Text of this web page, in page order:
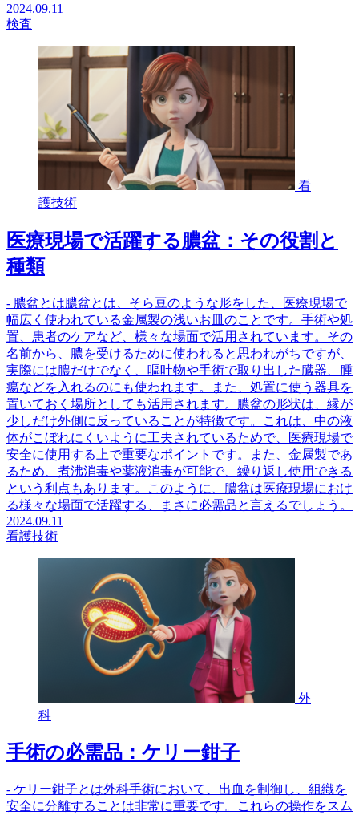
2024.09.11
検査
看
護技術
医療現場で活躍する膿盆：その役割と
種類
- 膿盆とは膿盆とは、そら豆のような形をした、医療現場で
幅広く使われている金属製の浅いお皿のことです。手術や処
置、患者のケアなど、様々な場面で活用されています。その
名前から、膿を受けるために使われると思われがちですが、
実際には膿だけでなく、嘔吐物や手術で取り出した臓器、腫
瘍などを入れるのにも使われます。また、処置に使う器具を
置いておく場所としても活用されます。膿盆の形状は、縁が
少しだけ外側に反っていることが特徴です。これは、中の液
体がこぼれにくいように工夫されているためで、医療現場で
安全に使用する上で重要なポイントです。また、金属製であ
るため、煮沸消毒や薬液消毒が可能で、繰り返し使用できる
という利点もあります。このように、膿盆は医療現場におけ
る様々な場面で活躍する、まさに必需品と言えるでしょう。
2024.09.11
看護技術
外
科
手術の必需品：ケリー鉗子
- ケリー鉗子とは外科手術において、出血を制御し、組織を
安全に分離することは非常に重要です。これらの操作をスム